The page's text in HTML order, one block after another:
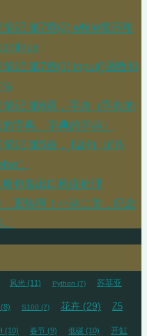
笔记 第7章(2) while循环和
笔记 第7章(1) input()函数和
%
笔记 第6章，字典（字典的
字典、字典的字典）
笔记 第5章，jf语句（if if-
）
包装出口检疫处理
真快啊！小诗二首，纪念
风光 (11) Python (7) 苏菲亚
(8) S100 (7) 花卉 (29) Z5
(10) 春节 (9) 低碳 (10) 开缸